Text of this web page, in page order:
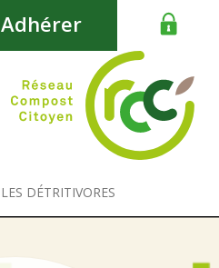
Adhérer
LES DÉTRITIVORES